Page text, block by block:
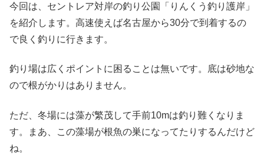
今回は、セントレア対岸の釣り公園「りんくう釣り護岸」
を紹介します。高速使えば名古屋から30分で到着するの
で良く釣りに行きます。
釣り場は広くポイントに困ることは無いです。底は砂地な
ので根がかりはありません。
ただ、冬場には藻が繁茂して手前10mは釣り難くなりま
す。まあ、この藻場が根魚の巣になってたりするんだけど
ね。